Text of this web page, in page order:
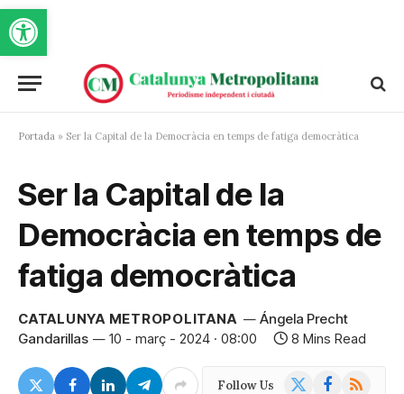
Obre la barra d'eines
Portada » Ser la Capital de la Democràcia en temps de fatiga democràtica
Ser la Capital de la
Democràcia en temps de
fatiga democràtica
CATALUNYA METROPOLITANA
Ángela Precht
Gandarillas
10 - març - 2024 · 08:00 8 Mins Read
Follow Us Facebook
RSS